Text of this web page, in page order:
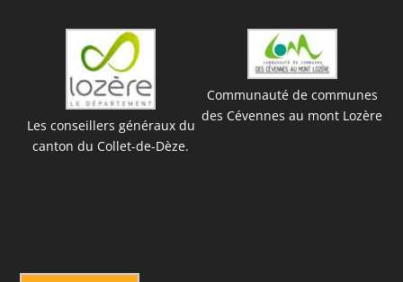
Les conseillers généraux du
canton du Collet-de-Dèze.
Communauté de communes
des Cévennes au mont Lozère